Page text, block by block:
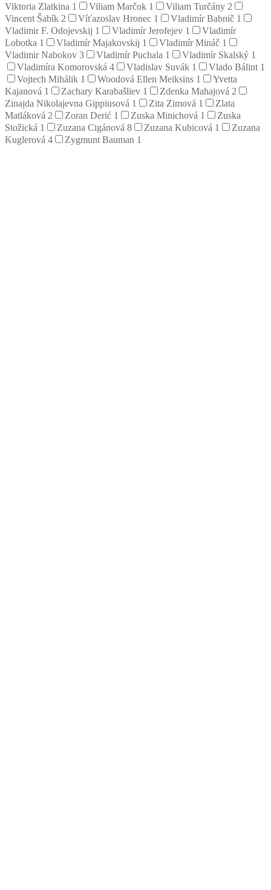
Viktoria Zlatkina 1 Viliam Marčok 1 Viliam Turčány 2
Vincent Šabík 2 Víťazoslav Hronec 1 Vladimír Babnič 1
Vladimir F. Odojevskij 1 Vladimír Jerofejev 1
Vladimír
Lobotka 1 Vladimír Majakovskij 1 Vladimír Mináč 1
Vladimir Nabokov 3 Vladimír Puchala 1 Vladimír Skalský 1
Vladimíra Komorovská 4 Vladislav Suvák 1 Vlado Bálint 1
Vojtech Mihálik 1 Woodová Ellen Meiksins 1
Yvetta
Kajanová 1 Zachary Karabašliev 1 Zdenka Mahajová 2
Zinajda Nikolajevna Gippiusová 1 Zita Zimová 1
Zlata
Matláková 2 Zoran Derić 1 Zuska Minichová 1
Zuska
Stožická 1 Zuzana Cigánová 8 Zuzana Kubicová 1
Zuzana
Kuglerová 4 Zygmunt Bauman 1